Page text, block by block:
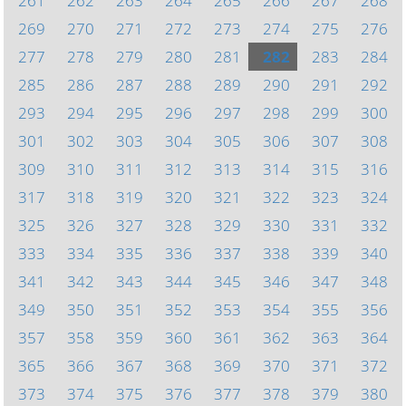
269
270 271 272 273 274 275
276
277
278 279 280 281 282 283
284
285
286 287 288 289 290 291
292
293
294 295 296 297 298 299
300
301
302 303 304 305 306 307
308
309
310 311 312 313 314 315
316
317
318 319 320 321 322 323
324
325
326 327 328 329 330 331
332
333
334 335 336 337 338 339
340
341
342 343 344 345 346 347
348
349
350 351 352 353 354 355
356
357
358 359 360 361 362 363
364
365
366 367 368 369 370 371
372
373
374 375 376 377 378 379 380